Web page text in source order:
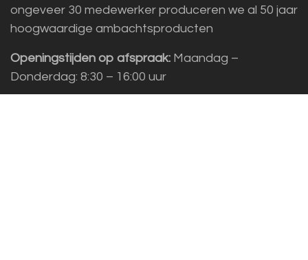
ongeveer 30 medewerker produceren we al 50 jaar
hoogwaardige ambachtsproducten
Openingstijden op afspraak: Maandag –
Donderdag: 8:30 – 16:00 uur